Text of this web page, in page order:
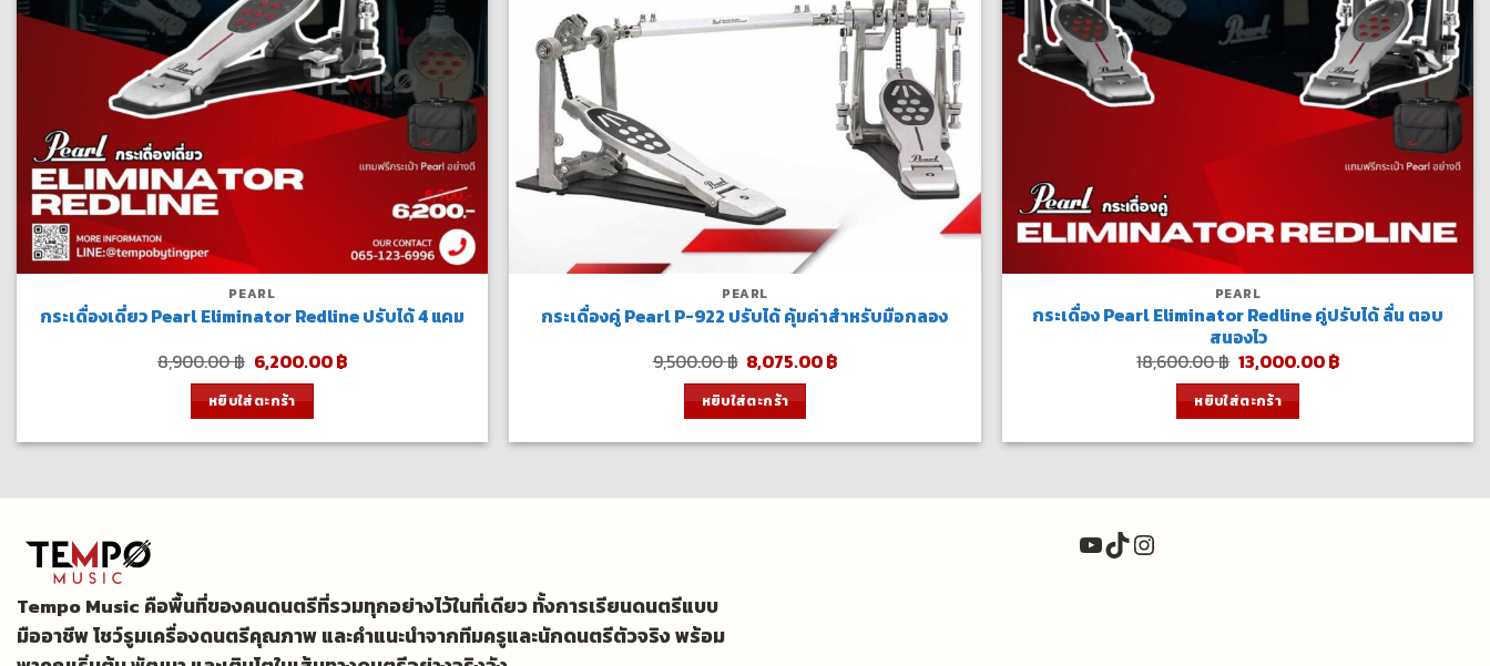
PEARL
กระเดื่องเดี่ยว Pearl Eliminator Redline ปรับได้ 4 แคม
8,900.00฿ Original
price
was:
8,900.00 ฿.
6,200.00฿Current
หยิบใส่ตะกร้า
PEARL
กระเดื่องคู่ Pearl P-922 ปรับได้ คุ้มค่าสำหรับมือกลอง
9,500.00฿ Original
price
was:
9,500.00 ฿.
8,075.00฿Current
หยิบใส่ตะกร้า
PEARL
กระเดื่อง Pearl Eliminator Redline คู่ปรับได้ ลื่น ตอบ
สนองไว
18,600.00฿ Original
price
was:
18,600.00 ฿.
13,000.00฿Current
หยิบใส่ตะกร้า
Tempo Music คือพื้นที่ของคนดนตรีที่รวมทุกอย่างไว้ในที่เดียว ทั้งการเรียนดนตรีแบบ
มืออาชีพ โชว์รูมเครื่องดนตรีคุณภาพ และคำแนะนำจากทีมครูและนักดนตรีตัวจริง พร้อม
YouTube
TikTok
Instagram